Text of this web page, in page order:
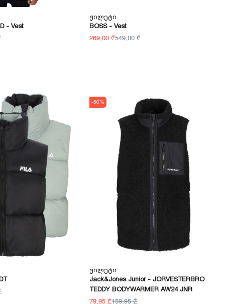
- Vest
Ჟილეტი
BOSS - Vest
269,00 ₾549,00 ₾
-50%
Ჟილეტი
Jack&Jones Junior - JORVESTERBRO
TEDDY BODYWARMER AW24 JNR
79,95 ₾159,95 ₾